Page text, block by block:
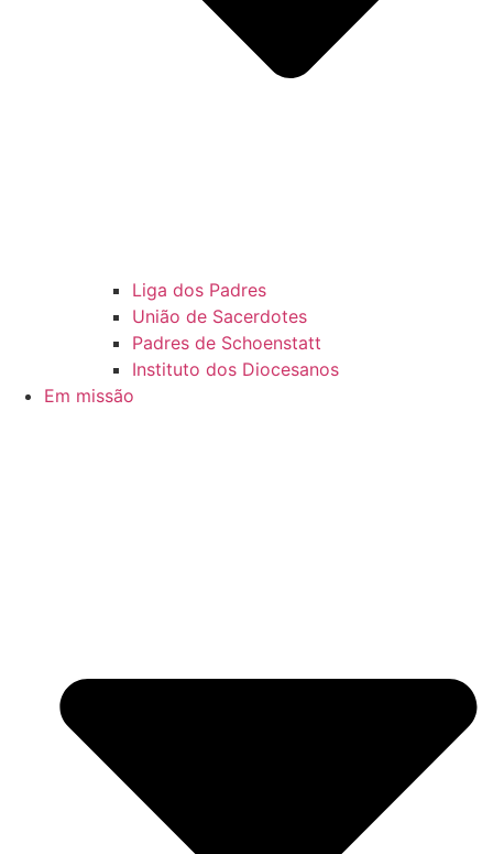
Liga dos Padres
União de Sacerdotes
Padres de Schoenstatt
Instituto dos Diocesanos
Em missão